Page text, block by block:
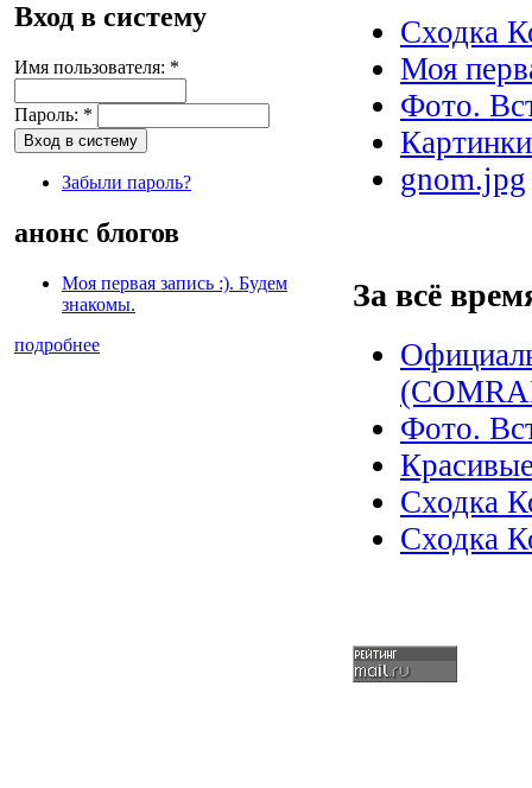
Вход в систему
Имя пользователя: *
Пароль: *
Забыли пароль?
анонс блогов
Моя первая запись :). Будем
знакомы.
подробнее
Сходка
Моя
Фото.
gnom.jpg
За всё
Фото.
Сходка
Сходка